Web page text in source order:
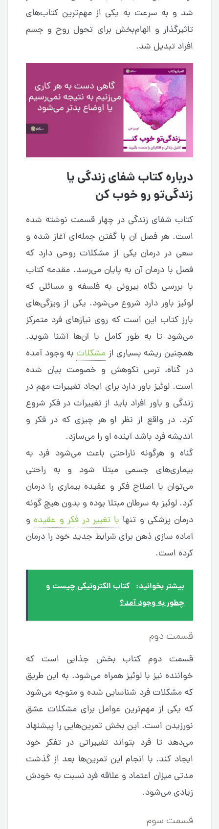
شد و به سرعت به یکی از مهم‌ترین کتاب‌های
تاثیرگذار و الهام‌بخش برای تحول روح و جسم
افراد تبدیل شد.
درباره کتاب شفای زندگی یا
زندگی‌تو رو خوب کن
کتاب شفای زندگی در چهار قسمت نوشته شده
است. هر فصل آن با گفتن جمله‌ای آغاز شده و
سعی در درمان یکی از مشکلات روحی دارد که
فصل با درمان آن به پایان می‌رسد. مقدمه کتاب
با بررسی نگاه بیرونی به فلسفه و مسائلی که
لوئیز باور دارد شروع می‌شود. یکی از ویزگی‌های
بارز کتاب این است که روی نیازهای فرد متمرکز
می‌شود تا به طور کامل با آن‌ها آشنا شوید.
همچنین ریشه بسیاری از مشکلات به وجود آمده
در گناه، ترس نکوهش و خصومت بیان شده
است. لوئیز باور دارد برای ایجاد تغییرات مهم در
زندگی و باور افراد باید از تغییرات در فکر شروع
کرد. در واقع از نظر او هر چیزی که در فکر و
اندیشه فرد باشد آینده او را می‌سازد.
گناه و هرگونه ناراحتی باعث می‌شود فرد به
بیماری‌های جسمی مبتلا شود و به راحتی
می‌توان با اصلاح فکر و عقیده بیماری را درمان
کرد. لوئیز به سرطان مبتلا بوده و بدون هیچ گونه
درمان پزشکی و تنها با تغییر در فکر و عقیده و
آماده سازی ذهن برای شرایط جدید خود را درمان
کرده است.
بیشتر بخوانید: کتاب الکترونیکی چیست و
چطور به وجود آمد؟
قسمت دوم
قسمت دوم کتاب بخش جذابی است که
خواننده نیز با لوئیز همراه می‌شود. به این طریق
که مشکلات فرد شناسایی شده و متوجه می‌شود
که یکی از مهم‌ترین عوامل برای مشکلات عشق
نورزیدن است. این بخش تمرین‌هایی را پیشنهاد
می‌دهد تا فرد بتواند تغییراتی در تفکر خود
ایجاد کند. با انجام این تمرین‌ها بعد از گذشت
مدتی میزان اعتماد و علاقه فرد نسبت به خودش
زیادی می‌شود.
قسمت سوم